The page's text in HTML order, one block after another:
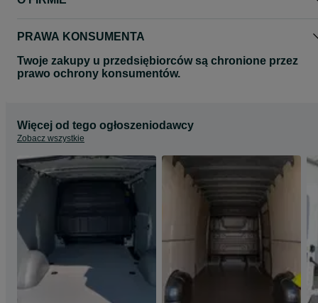
Zapraszamy na nasze pozostałe aukcje gdzie znajda Państwo
Pozdrawiamy
MEDIATRAILER
PRAWA KONSUMENTA
Twoje zakupy u przedsiębiorców są chronione przez
prawo ochrony konsumentów.
Więcej od tego ogłoszeniodawcy
Zobacz wszystkie